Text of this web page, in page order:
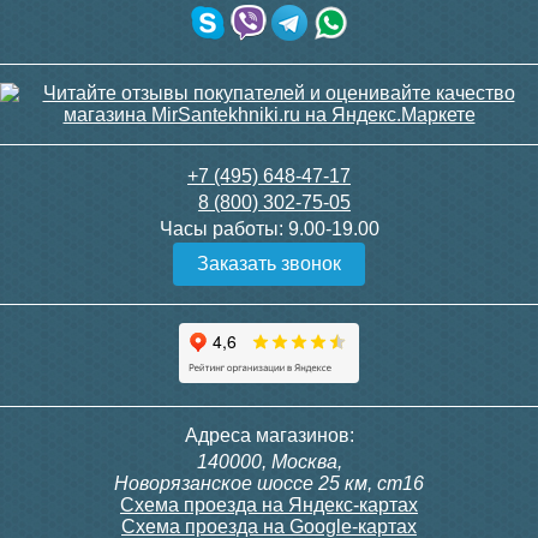
+7 (495) 648-47-17
8 (800) 302-75-05
Часы работы: 9.00-19.00
Заказать звонок
Адреса магазинов:
140000, Москва,
Новорязанское шоссе 25 км, ст16
Схема проезда на Яндекс-картах
Схема проезда на Google-картах